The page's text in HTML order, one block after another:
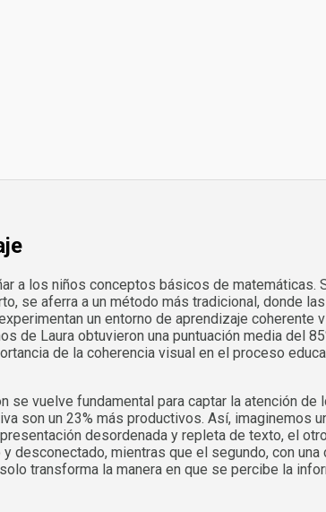
a los niños conceptos básicos de matemáticas.
se aferra a un método más tradicional, donde
un entorno de aprendizaje coherente
Laura obtuvieron una puntuación media del
de la coherencia visual en el proceso
vuelve fundamental para captar la atención
son un 23% más productivos. Así, imaginemos
desordenada y repleta de texto, el
mientras que el segundo, con
transforma la manera en que se percibe la